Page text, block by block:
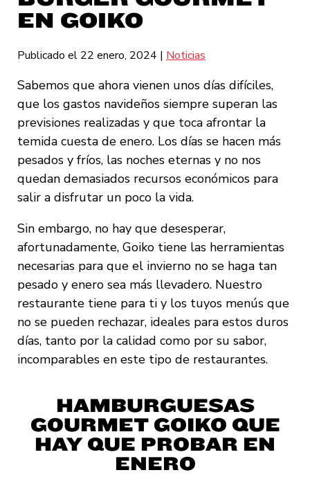
EN GOIKO
Publicado el 22 enero, 2024 | Noticias
Sabemos que ahora vienen unos días difíciles,
que los gastos navideños siempre superan las
previsiones realizadas y que toca afrontar la
temida cuesta de enero. Los días se hacen más
pesados y fríos, las noches eternas y no nos
quedan demasiados recursos económicos para
salir a disfrutar un poco la vida.
Sin embargo, no hay que desesperar,
afortunadamente, Goiko tiene las herramientas
necesarias para que el invierno no se haga tan
pesado y enero sea más llevadero. Nuestro
restaurante tiene para ti y los tuyos menús que
no se pueden rechazar, ideales para estos duros
días, tanto por la calidad como por su sabor,
incomparables en este tipo de restaurantes.
HAMBURGUESAS
GOURMET GOIKO QUE
HAY QUE PROBAR EN
ENERO